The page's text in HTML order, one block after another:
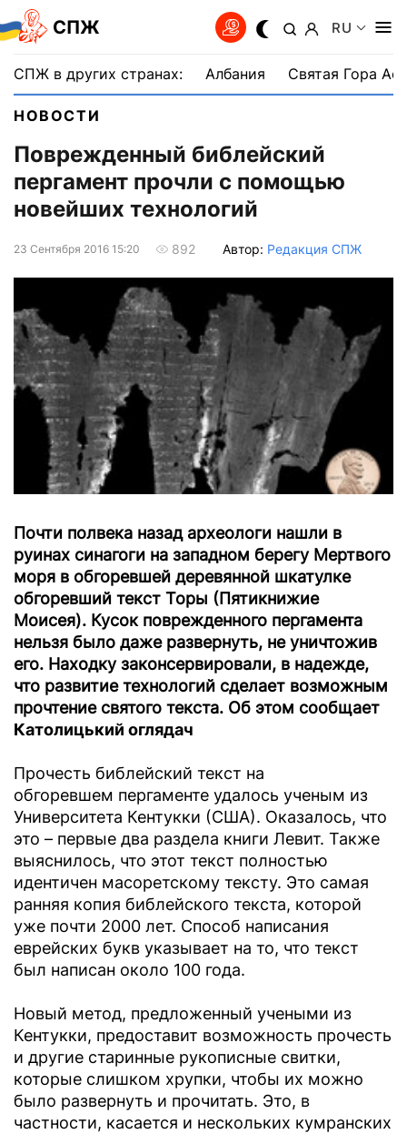
СПЖ RU
СПЖ в других странах: Албания Святая Гора
НОВОСТИ
Поврежденный библейский
пергамент прочли с помощью
новейших технологий
23 Сентября 2016 15:20 892 Автор: Редакция СПЖ
Почти полвека назад археологи нашли в
руинах синагоги на западном берегу Мертвого
моря в обгоревшей деревянной шкатулке
обгоревший текст Торы (Пятикнижие
Моисея). Кусок поврежденного пергамента
нельзя было даже развернуть, не уничтожив
его. Находку законсервировали, в надежде,
что развитие технологий сделает возможным
прочтение святого текста. Об этом сообщает
Католицький оглядач
Прочесть библейский текст на
обгоревшем пергаменте удалось ученым из
Университета Кентукки (США). Оказалось, что
это – первые два раздела книги Левит. Также
выяснилось, что этот текст полностью
идентичен масоретскому тексту. Это самая
ранняя копия библейского текста, которой
уже почти 2000 лет. Способ написания
еврейских букв указывает на то, что текст
был написан около 100 года.
Новый метод, предложенный учеными из
Кентукки, предоставит возможность прочесть
и другие старинные рукописные свитки,
которые слишком хрупки, чтобы их можно
было развернуть и прочитать. Это, в
частности, касается и нескольких кумранских